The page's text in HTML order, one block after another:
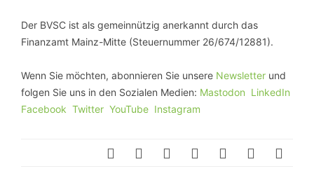
Der BVSC ist als gemeinnützig anerkannt durch das
Finanzamt Mainz-Mitte (Steuernummer 26/674/12881).
Wenn Sie möchten, abonnieren Sie unsere Newsletter und
folgen Sie uns in den Sozialen Medien: Mastodon LinkedIn
Facebook Twitter YouTube Instagram